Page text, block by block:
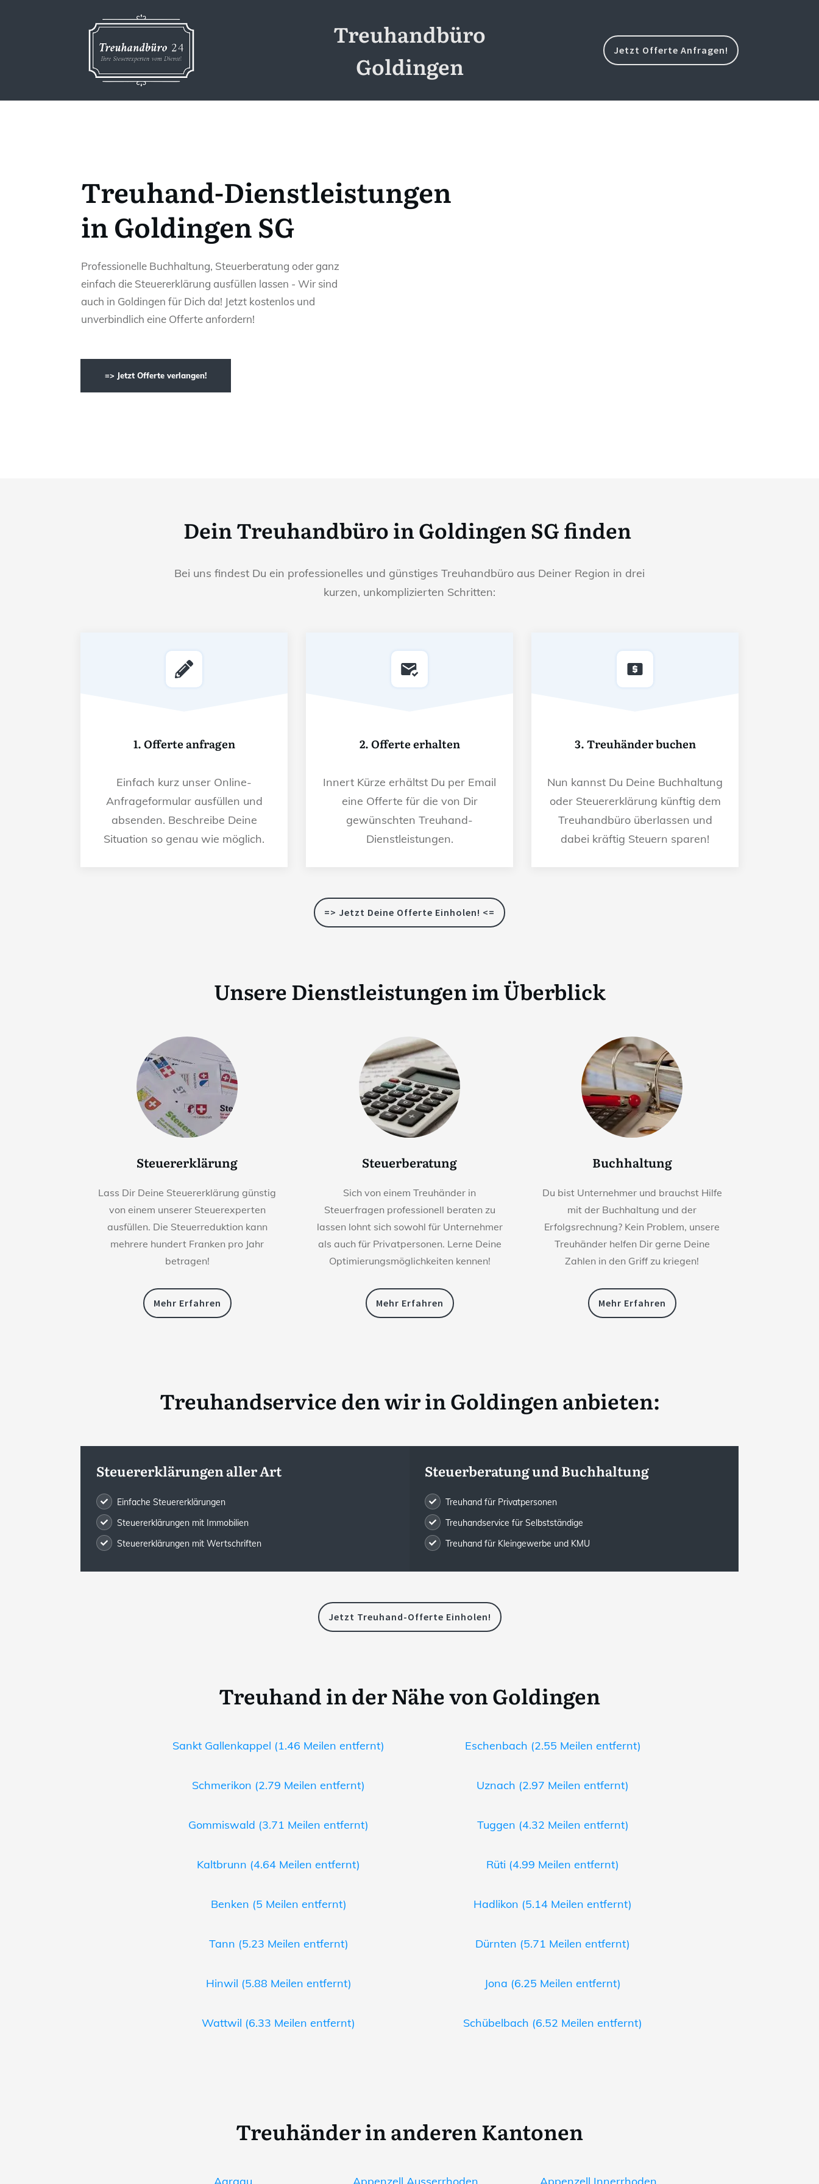
Treuhandbüro
Goldingen
Jetzt Offerte Anfragen!
Treuhand-Dienstleistungen
in Goldingen SG
Professionelle Buchhaltung, Steuerberatung oder ganz
einfach die Steuererklärung ausfüllen lassen - Wir sind
auch in Goldingen für Dich da! Jetzt kostenlos und
unverbindlich eine Offerte anfordern!
=> Jetzt Offerte verlangen!
Dein Treuhandbüro in Goldingen SG finden
Bei uns findest Du ein professionelles und günstiges Treuhandbüro aus Deiner Region in drei
kurzen, unkomplizierten Schritten:
1. Offerte anfragen
Einfach kurz unser Online-
Anfrageformular ausfüllen und
absenden. Beschreibe Deine
Situation so genau wie möglich.
2. Offerte erhalten
Innert Kürze erhältst Du per Email
eine Offerte für die von Dir
gewünschten Treuhand-
Dienstleistungen.
3. Treuhänder buchen
Nun kannst Du Deine Buchhaltung
oder Steuererklärung künftig dem
Treuhandbüro überlassen und
dabei kräftig Steuern sparen!
=> Jetzt Deine Offerte Einholen! <=
Unsere Dienstleistungen im Überblick
Steuererklärung
Lass Dir Deine Steuererklärung günstig
von einem unserer Steuerexperten
ausfüllen. Die Steuerreduktion kann
mehrere hundert Franken pro Jahr
betragen!
Mehr Erfahren
Steuerberatung
Sich von einem Treuhänder in
Steuerfragen professionell beraten zu
lassen lohnt sich sowohl für Unternehmer
als auch für Privatpersonen. Lerne Deine
Optimierungsmöglichkeiten kennen!
Mehr Erfahren
Buchhaltung
Du bist Unternehmer und brauchst Hilfe
mit der Buchhaltung und der
Erfolgsrechnung? Kein Problem, unsere
Treuhänder helfen Dir gerne Deine
Zahlen in den Griff zu kriegen!
Mehr Erfahren
Treuhandservice den wir inGoldingen anbieten:
Steuererklärungen aller Art
Einfache Steuererklärungen
Steuererklärungen mit Immobilien
Steuererklärungen mit Wertschriften
Steuerberatung und Buchhaltung
Treuhand für Privatpersonen
Treuhandservice für Selbstständige
Treuhand für Kleingewerbe und KMU
Jetzt Treuhand-Offerte Einholen!
Treuhand in der Nähe von Goldingen
Sankt Gallenkappel (1.46 Meilen entfernt) Eschenbach (2.55 Meilen entfernt)
Schmerikon (2.79 Meilen entfernt) Uznach (2.97 Meilen entfernt)
Gommiswald (3.71 Meilen entfernt) Tuggen (4.32 Meilen entfernt)
Kaltbrunn (4.64 Meilen entfernt) Rüti (4.99 Meilen entfernt)
Benken (5 Meilen entfernt) Hadlikon (5.14 Meilen entfernt)
Tann (5.23 Meilen entfernt) Dürnten (5.71 Meilen entfernt)
Hinwil (5.88 Meilen entfernt) Jona (6.25 Meilen entfernt)
Wattwil (6.33 Meilen entfernt) Schübelbach (6.52 Meilen entfernt)
Treuhänder in anderen Kantonen